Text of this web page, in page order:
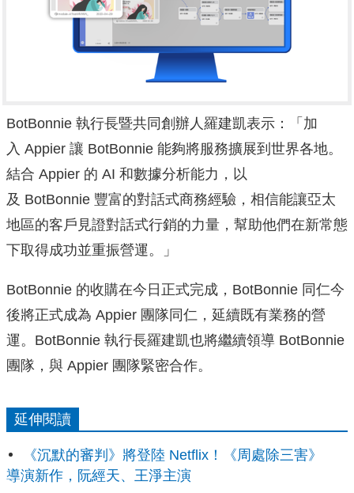
BotBonnie 執行長暨共同創辦人羅建凱表示：「加
入 Appier 讓 BotBonnie 能夠將服務擴展到世界各地。
結合 Appier 的 AI 和數據分析能力，以
及 BotBonnie 豐富的對話式商務經驗， 相信能讓亞太
地區的客戶見證對話式行銷的力量， 幫助他們在新常態
下取得成功並重振營運。」
BotBonnie 的收購在今日正式完成，BotBonnie 同仁今
後將正式成為 Appier 團隊同仁，延續既有業務的營
運。BotBonnie 執行長羅建凱也將繼續領導 BotBonnie
團隊，與 Appier 團隊緊密合作。
延伸閱讀
《沉默的審判》將登陸 Netflix！《周處除三害》
導演新作，阮經天、王淨主演